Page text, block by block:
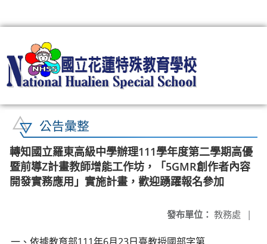
公告彙整
轉知國立羅東高級中學辦理111學年度第二學期高優
暨前導Z計畫教師增能工作坊，「5GMR創作者內容
開發實務應用」實施計畫，歡迎踴躍報名參加
發布單位： 教務處 |